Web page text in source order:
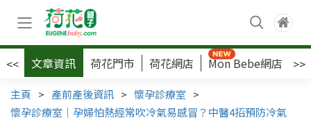
<< 文章資訊 荷花門市 荷花網店 Mon Bebe網店 >>
主頁 > 產前產後資訊 > 懷孕診療室 >
懷孕診療室｜孕婦怕熱經常吹冷氣易感冒？中醫4招預防冷氣